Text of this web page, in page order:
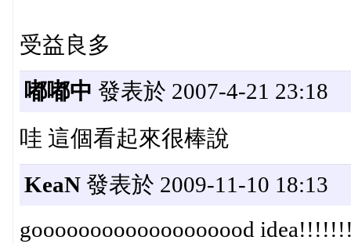
受益良多
嘟嘟中 發表於 2007-4-21 23:18
哇 這個看起來很棒說
KeaN發表於 2009-11-10 18:13
gooooooooooooooooood